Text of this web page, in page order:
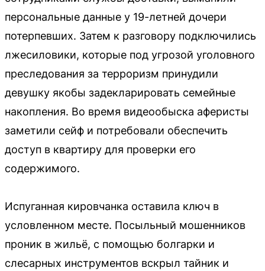
персональные данные у 19-летней дочери
потерпевших. Затем к разговору подключились
лжесиловики, которые под угрозой уголовного
преследования за терроризм принудили
девушку якобы задекларировать семейные
накопления. Во время видеообыска аферисты
заметили сейф и потребовали обеспечить
доступ в квартиру для проверки его
содержимого.
Испуганная кировчанка оставила ключ в
условленном месте. Посыльный мошенников
проник в жильё, с помощью болгарки и
слесарных инструментов вскрыл тайник и